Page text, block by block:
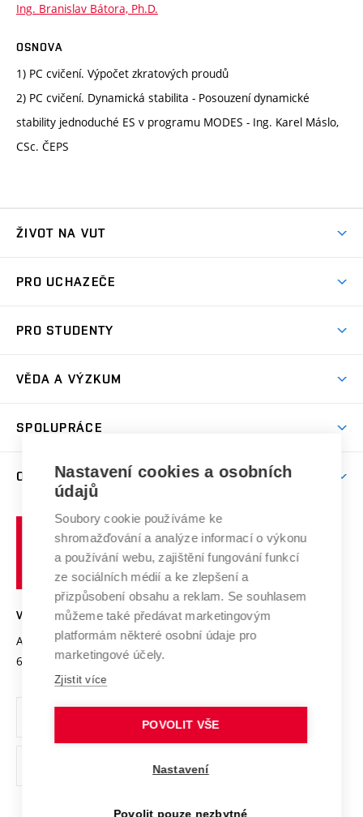
Ing. Branislav Bátora, Ph.D.
OSNOVA
1) PC cvičení. Výpočet zkratových proudů
2) PC cvičení. Dynamická stabilita - Posouzení dynamické
stability jednoduché ES v programu MODES - Ing. Karel Máslo,
CSc. ČEPS
ŽIVOT NA VUT
Koleje
Sport na VUT
PRO UCHAZEČE
Dny otevřených dveří
Celoživotní vzdělávání
E-přihláška
PRO STUDENTY
Harmonogram akademického roku
Závěrečné práce
Doktorské studium
Zpracování osobních údajů studentů
Sociální bezpečí
Studium bez bariér
Podpora podnikání
VĚDA A VÝZKUM
Mezinárodní vědecká rada
Systém zajišťování kvality výzkumu
Výzkumné infrastruktury
Transfer znalostí
Open Science
Projekty
Projekty ze strukturálních fondů
Specifický výzkum
SPOLUPRÁCE
Zahraniční spolupráce
Spolupráce se školami
Služby univerzity
Mezinárodní dohody
Univerzitní sítě
O UNIVERZITĚ
Profil univerzity
Udržitelná univerzita
Podnikavá univerzita / ContriBUTe
Bezpečná univerzita
Vyznamenání
Organizační struktura
Ochrana osobních údajů
odkaz)
učení
technické
VYSOKÉ UČENÍ TECHNICKÉ V BRNĚ
Antonínská 548/1
602 00 Brno
www.vut.cz
vut@vutbr.cz
Nastavení cookies a osobních
údajů
Soubory cookie používáme ke
shromažďování a analýze informací o výkonu
a používání webu, zajištění fungování funkcí
ze sociálních médií a ke zlepšení a
přizpůsobení obsahu a reklam. Se souhlasem
můžeme také předávat marketingovým
platformám některé osobní údaje pro
marketingové účely.
Zjistit více
POVOLIT VŠE
Nastavení
Povolit pouze nezbytné